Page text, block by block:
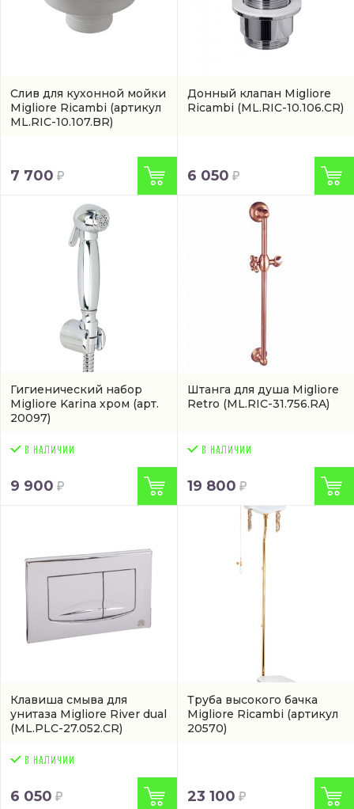
Слив для кухонной мойки
Migliore Ricambi (артикул
ML.RIC-10.107.BR)
7 700
Донный клапан Migliore
Ricambi (ML.RIC-10.106.CR)
6 050
Гигиенический набор
Migliore Karina хром (арт.
20097)
9 900
Штанга для душа Migliore
Retro (ML.RIC-31.756.RA)
19 800
Клавиша смыва для
унитаза Migliore River dual
(ML.PLC-27.052.CR)
6 050
Труба высокого бачка
Migliore Ricambi (артикул
20570)
23 100